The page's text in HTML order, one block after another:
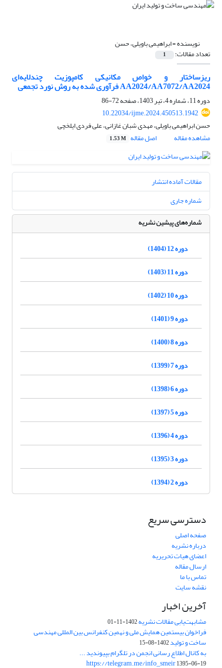
نویسنده =ابراهیمی باویلی، حسن
تعداد مقالات: 1
ریزساختار و خواص مکانیکی کامپوزیت چندلایه‌ای
AA2024/AA7072/AA2024 فرآوری شده به روش نورد تجمعی
دوره 11، شماره 4، تیر 1403، صفحه
72-86
10.22034/ijme.2024.450513.1942
حسن ابراهیمی باویلی، مهدی شبان غازانی، علی فردی ایلخچی
مشاهده مقاله
اصل مقاله 1.53 M
مقالات آماده انتشار
شماره جاری
شماره‌های پیشین نشریه
دوره 12 (1404)
دوره 11 (1403)
دوره 10 (1402)
دوره 9 (1401)
دوره 8 (1400)
دوره 7 (1399)
دوره 6 (1398)
دوره 5 (1397)
دوره 4 (1396)
دوره 3 (1395)
دوره 2 (1394)
دسترسی سریع
صفحه اصلی
درباره نشریه
اعضای هیات تحریریه
ارسال مقاله
تماس با ما
نقشه سایت
آخرین اخبار
مشابهت‌یابی مقالات نشریه1402-11-01
فراخوان بیستمین همایش ملی و نهمین کنفرانس بین المللی مهندسی
ساخت و تولید1402-08-15
به کانال اطلاع رسانی انجمن در تلگرام بپیوندید ...
https://telegram.me/info_smeir1395-06-19